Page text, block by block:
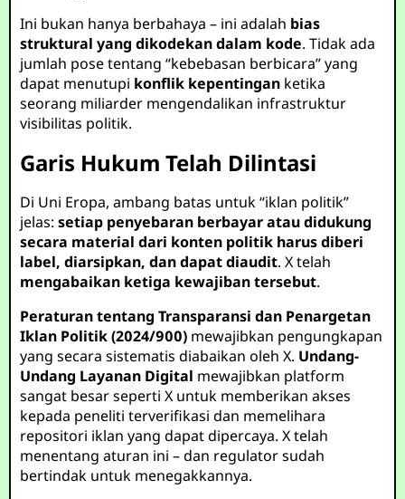
Ini bukan hanya berbahaya – ini adalah bias
struktural yang dikodekan dalam kode. Tidak ada
jumlah pose tentang “kebebasan berbicara” yang
dapat menutupi konflik kepentingan ketika
seorang miliarder mengendalikan infrastruktur
visibilitas politik.
Garis Hukum Telah Dilintasi
Di Uni Eropa, ambang batas untuk “iklan politik”
jelas:setiap penyebaran berbayar atau didukung
secara material dari konten politik harus diberi
label, diarsipkan, dan dapat diaudit. X telah
mengabaikan ketiga kewajiban tersebut.
Peraturan tentang Transparansi dan Penargetan
Iklan Politik (2024/900) mewajibkan pengungkapan
yang secara sistematis diabaikan oleh X. Undang-
Undang Layanan Digital mewajibkan platform
sangat besar seperti X untuk memberikan akses
kepada peneliti terverifikasi dan memelihara
repositori iklan yang dapat dipercaya. X telah
menentang aturan ini – dan regulator sudah
bertindak untuk menegakkannya.